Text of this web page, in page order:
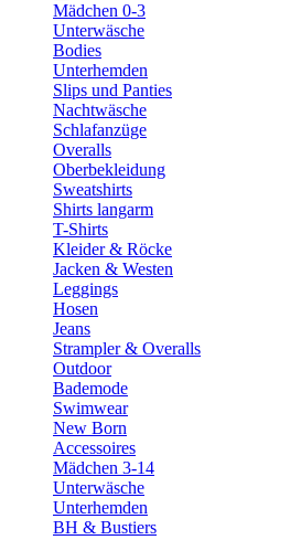
Mädchen 0-3
Unterwäsche
Bodies
Unterhemden
Slips und Panties
Nachtwäsche
Schlafanzüge
Overalls
Oberbekleidung
Sweatshirts
Shirts langarm
T-Shirts
Kleider & Röcke
Jacken & Westen
Leggings
Hosen
Jeans
Strampler & Overalls
Outdoor
Bademode
Swimwear
New Born
Accessoires
Mädchen 3-14
Unterwäsche
Unterhemden
BH & Bustiers